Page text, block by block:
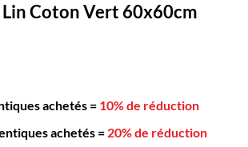
Coton Vert 60x60cm
achetés = 10% de réduction
achetés = 20% de réduction